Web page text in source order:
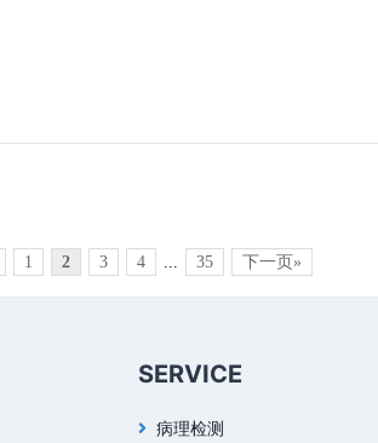
1 2 3 4 ... 35 下一页»
SERVICE
病理检测